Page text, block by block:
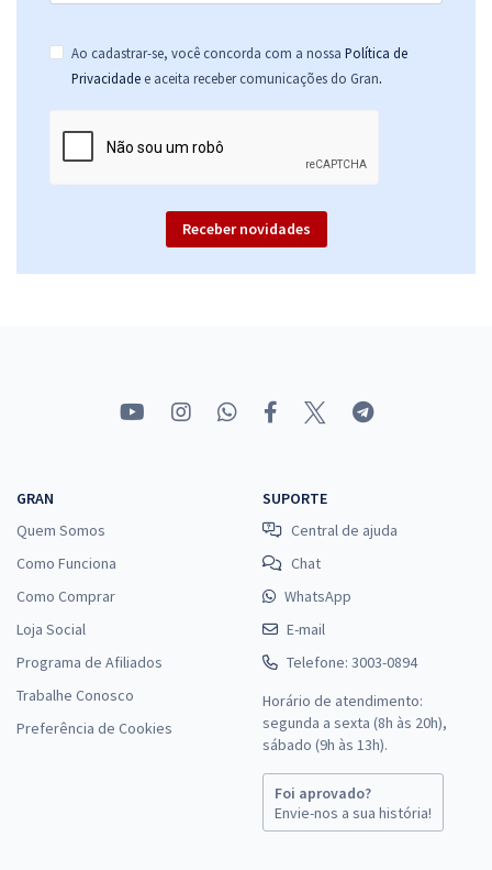
Ao cadastrar-se, você concorda com a nossa Política de
Privacidade e aceita receber comunicações do Gran.
Receber novidades
GRAN
Quem Somos
Como Funciona
Como Comprar
Loja Social
Programa de Afiliados
Trabalhe Conosco
Preferência de Cookies
SUPORTE
Central de ajuda
Chat
WhatsApp
E-mail
Telefone: 3003-0894
Horário de atendimento:
segunda a sexta (8h às 20h),
sábado (9h às 13h).
Foi aprovado?
Envie-nos a sua história!